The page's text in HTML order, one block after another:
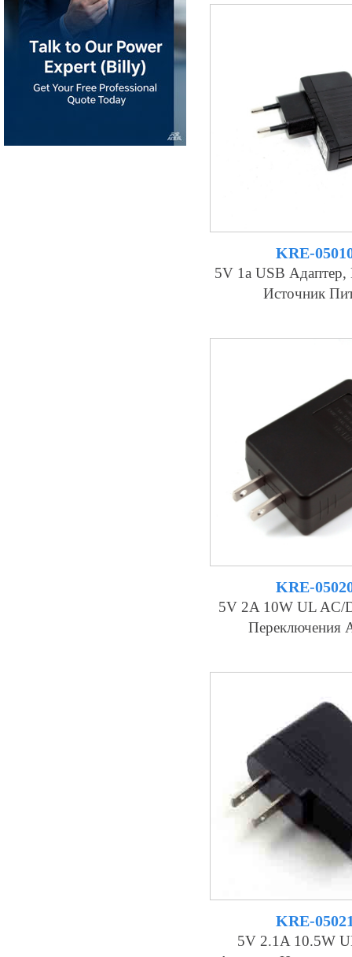
KRE-
5V 1а USB
Источник
KRE-
5V 2A 10W UL AC/
Переключения
KRE-
5V 2.1A 10.5W